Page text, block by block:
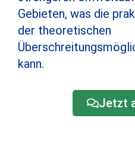
Gebieten, was die
der theoretischen
kann.
Jetzt